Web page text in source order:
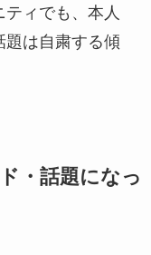
ィでも、本人
題は自粛する傾
・話題になっ